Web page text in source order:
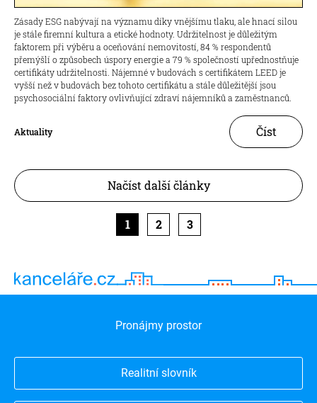
Zásady ESG nabývají na významu díky vnějšímu tlaku, ale hnací silou
je stále firemní kultura a etické hodnoty. Udržitelnost je důležitým
faktorem při výběru a oceňování nemovitostí, 84 % respondentů
přemýšlí o způsobech úspory energie a 79 % společností upřednostňuje
certifikáty udržitelnosti. Nájemné v budovách s certifikátem LEED je
vyšší než v budovách bez tohoto certifikátu a stále důležitější jsou
psychosociální faktory ovlivňující zdraví nájemníků a zaměstnanců.
Aktuality Číst
Načíst další články
1 2 3
Pronájmy prostor
Realitní slovník